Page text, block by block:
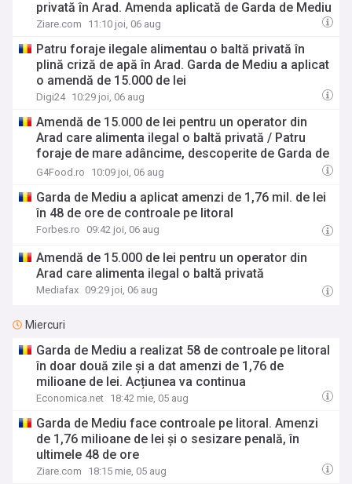
privată în Arad. Amenda aplicată de Garda de Mediu
Ziare.com 11:10 joi, 06 aug
Patru foraje ilegale alimentau o baltă privată în
plină criză de apă în Arad. Garda de Mediu a aplicat
o amendă de 15.000 de lei
Digi24 10:29 joi, 06 aug
Amendă de 15.000 de lei pentru un operator din
Arad care alimenta ilegal o baltă privată / Patru
foraje de mare adâncime, descoperite de Garda de
Mediu
G4Food.ro 10:09 joi, 06 aug
Garda de Mediu a aplicat amenzi de 1,76 mil. de lei
în 48 de ore de controale pe litoral
Forbes.ro 09:42 joi, 06 aug
Amendă de 15.000 de lei pentru un operator din
Arad care alimenta ilegal o baltă privată
Mediafax 09:29 joi, 06 aug
Miercuri
Garda de Mediu a realizat 58 de controale pe litoral
în doar două zile și a dat amenzi de 1,76 de
milioane de lei. Acțiunea va continua
Economica.net 18:42 mie, 05 aug
Garda de Mediu face controale pe litoral. Amenzi
de 1,76 milioane de lei și o sesizare penală, în
ultimele 48 de ore
Ziare.com 18:15 mie, 05 aug